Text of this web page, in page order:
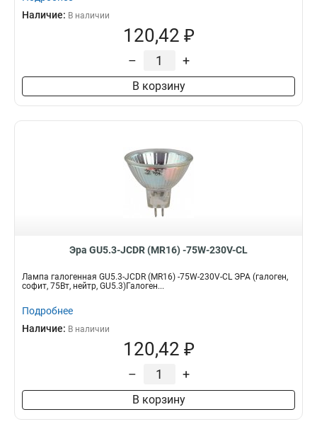
Наличие: В наличии
120,42 ₽
– +
В корзину
Эра GU5.3-JCDR (MR16) -75W-230V-CL
Лампа галогенная GU5.3-JCDR (MR16) -75W-230V-CL ЭРА (галоген,
софит, 75Вт, нейтр, GU5.3)Галоген...
Подробнее
Наличие: В наличии
120,42 ₽
– +
В корзину